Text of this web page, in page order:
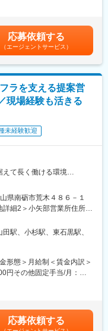
りが事業の重要な役割を
環境
。これまで培った大型車
できます。荷物をただ運
築きながら回収業務を行
る仕事です。
開する当社にて、サービ
いただきます。
ックし、不具合があれば
検・メンテナンスを実施
修理することもあります
確認や予約の管理を行い
ェックを行います
説明します（全体の1割程
術習得に集中できる環境
2.6か月賃金はあくまでも
る可能性があります。月
応募依頼する
（エージェントサービス）
ラを支える提案営
現場経験も活きる
未経験歓迎
えて長く働ける環境
DXが進む企業
ンフラ整備や建物づくり
心に、建設機械や発電機
の工事内容や工期、現場
ング
県南砺市荒木４８６－１
細2＞小矢部営業所住所：
７ 受動喫煙対策：屋内全
：富山県射水市北高木１０
更の範囲：会社の定める
駅、小杉駅、東石黒駅、
形態＞月給制＜賃金内訳＞
円その他固定手当/月：
※前年度実績：1,400円～
応募依頼する